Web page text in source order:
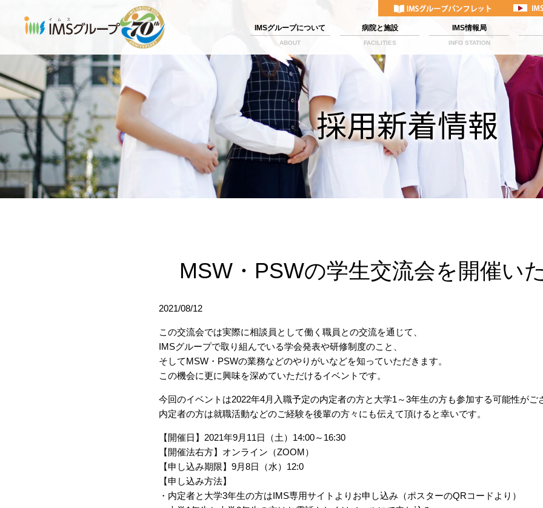
IMSグループについて
ABOUT
病院と施設
FACILITIES
IMS情報局
INFO STATION
採用新着情報
MSW・PSWの学生交流会を開催い
2021/08/12
この交流会では実際に相談員として働く職員との交流を通じて、
IMSグループで取り組んでいる学会発表や研修制度のこと、
そしてMSW・PSWの業務などのやりがいなどを知っていただきます。
この機会に更に興味を深めていただけるイベントです。
今回のイベントは2022年4月入職予定の内定者の方と大学1～3年生の方も参加する可能性がご
内定者の方は就職活動などのご経験を後輩の方々にも伝えて頂けると幸いです。
【開催日】2021年9月11日（土）14:00～16:30
【開催法右方】オンライン（ZOOM）
【申し込み期限】9月8日（水）12:0
【申し込み方法】
・内定者と大学3年生の方はIMS専用サイトよりお申し込み（ポスターのQRコードより）